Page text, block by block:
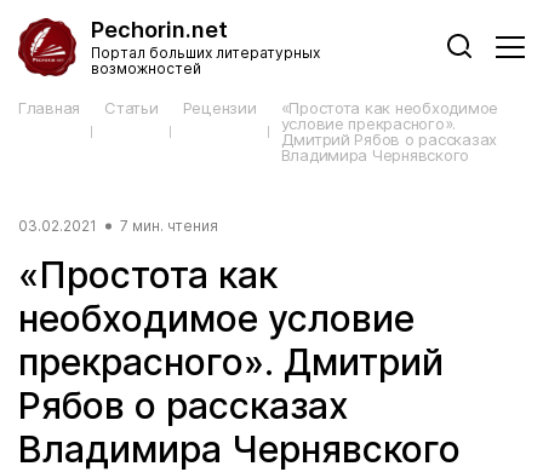
Pechorin.net
Портал больших литературных
возможностей
Главная Статьи Рецензии
«Простота как необходимое
условие прекрасного».
Дмитрий Рябов о рассказах
Владимира Чернявского
«Простота как
необходимое условие
прекрасного». Дмитрий
Рябов о рассказах
Владимира Чернявского
03.02.2021 7 мин. чтения